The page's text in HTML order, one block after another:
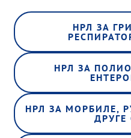
НРЛ ЗА
НРЛ ЗА
НРЛ ЗА МОРБИЛЕ,
ДРУГЕ